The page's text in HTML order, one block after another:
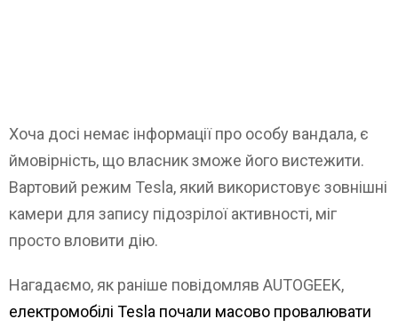
Хоча досі немає інформації про особу вандала, є
ймовірність, що власник зможе його вистежити.
Вартовий режим Tesla, який використовує зовнішні
камери для запису підозрілої активності, міг
просто вловити дію.
Нагадаємо, як раніше повідомляв AUTOGEEK,
електромобілі Tesla почали масово провалювати